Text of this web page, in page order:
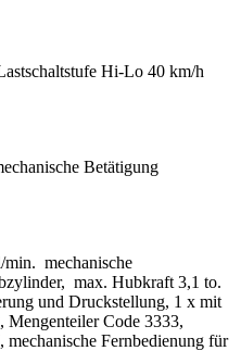
Hi-Lo 40 km/h
Betätigung
min. mechanische
max. Hubkraft 3,1 to.
und Druckstellung, 1 x mit
Code 3333,
Fernbedienung für